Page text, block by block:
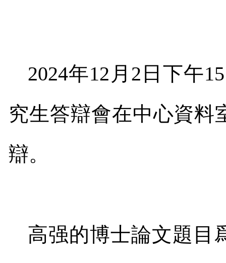
2024年12 月 2 日下午
究生答辯會在中心資料
辯。
高强的博士論文題目